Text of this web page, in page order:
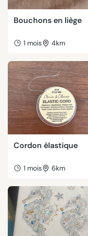
Bouchons en liège
1 mois 4km
Cordon élastique
1 mois 6km